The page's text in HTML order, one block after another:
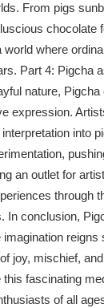
From pigs
chocolate
world where
Part 4: Pigcha
nature,
expression.
into
an outlet for
through
In conclusion,
reigns
joy, mischief,
fascinating
of all